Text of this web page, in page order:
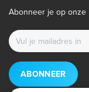
Abonneer je op
ABONNEER